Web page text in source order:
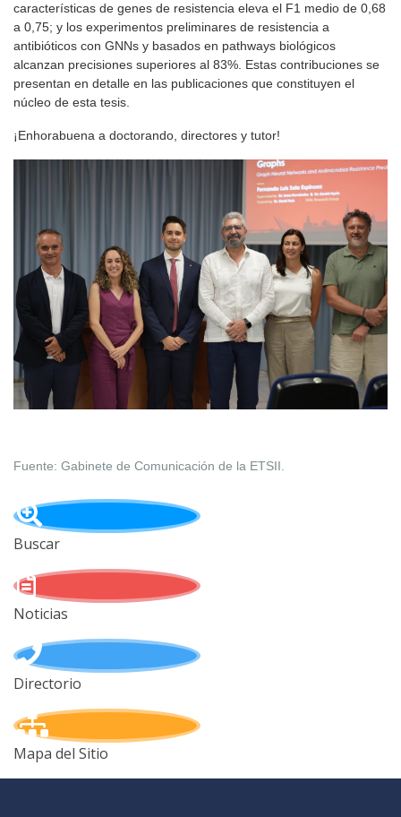
características de genes de resistencia eleva el F1 medio de 0,68
a 0,75; y los experimentos preliminares de resistencia a
antibióticos con GNNs y basados en pathways biológicos
alcanzan precisiones superiores al 83%. Estas contribuciones se
presentan en detalle en las publicaciones que constituyen el
núcleo de esta tesis.
¡Enhorabuena a doctorando, directores y tutor!
Fuente: Gabinete de Comunicación de la ETSII.
Buscar
Noticias
Directorio
Mapa del Sitio